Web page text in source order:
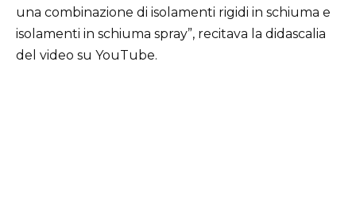
una combinazione di isolamenti rigidi in schiuma e
isolamenti in schiuma spray”, recitava la didascalia
del video su YouTube.